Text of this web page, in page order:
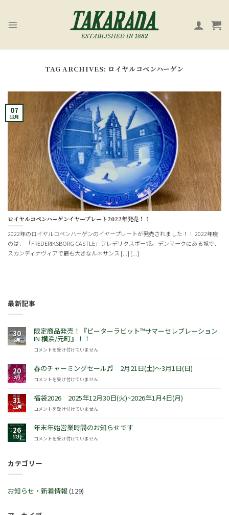
content
TAG ARCHIVES: ロイヤルコペンハーゲン
ロイヤルコペンハーゲンイヤープレート2022年発売！！
2022年のロイヤルコペンハーゲンのイヤープレートが発売されました！！ 2022年度
のは、 「FREDERIKSBORG CASTLE」フレデリクスボー城。 デンマークにある城で、
スカンディナヴィアで最も大きなルネサンス [...] [...]
07
12月
最新記事
30
6月
限定商品発売！『ピーターラビット™サマーセレブレーション
IN 横浜/元町』！！
限
商
品
発
『ピ
ラ
ビ
™
ブ
コメントを受け付けていません
20
2月
春のチャーミングセール♬ 2月21日(土)～3月1日(日)
春
チ
ャ
ー
ン
ル
21
コメントを受け付けていません
31
12月
福袋2026 2025年12月30日(火)~2026年1月4日(月)
福
2026
2025
年
30
年
コメントを受け付けていません
26
12月
年末年始営業時間のお知らせです
年
始
お
コメントを受け付けていません
カテゴリー
お知らせ・新着情報(129)